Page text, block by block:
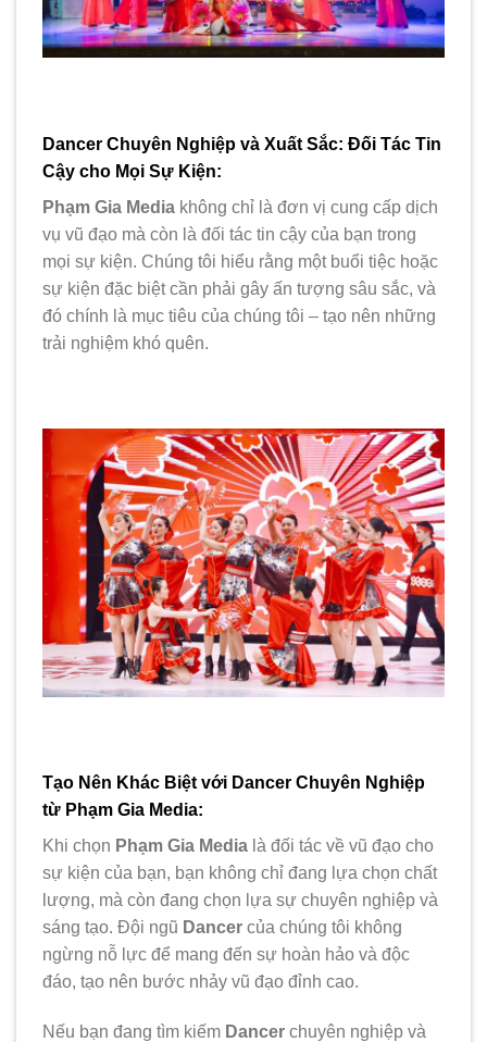
Dancer Chuyên Nghiệp và Xuất Sắc: Đối Tác Tin
Cậy cho Mọi Sự Kiện:
Phạm Gia Media không chỉ là đơn vị cung cấp dịch
vụ vũ đạo mà còn là đối tác tin cậy của bạn trong
mọi sự kiện. Chúng tôi hiểu rằng một buổi tiệc hoặc
sự kiện đặc biệt cần phải gây ấn tượng sâu sắc, và
đó chính là mục tiêu của chúng tôi – tạo nên những
trải nghiệm khó quên.
Tạo Nên Khác Biệt với Dancer Chuyên Nghiệp
từ Phạm Gia Media:
Khi chọn Phạm Gia Media là đối tác về vũ đạo cho
sự kiện của bạn, bạn không chỉ đang lựa chọn chất
lượng, mà còn đang chọn lựa sự chuyên nghiệp và
sáng tạo. Đội ngũ Dancer của chúng tôi không
ngừng nỗ lực để mang đến sự hoàn hảo và độc
đáo, tạo nên bước nhảy vũ đạo đỉnh cao.
Nếu bạn đang tìm kiếm Dancer chuyên nghiệp và